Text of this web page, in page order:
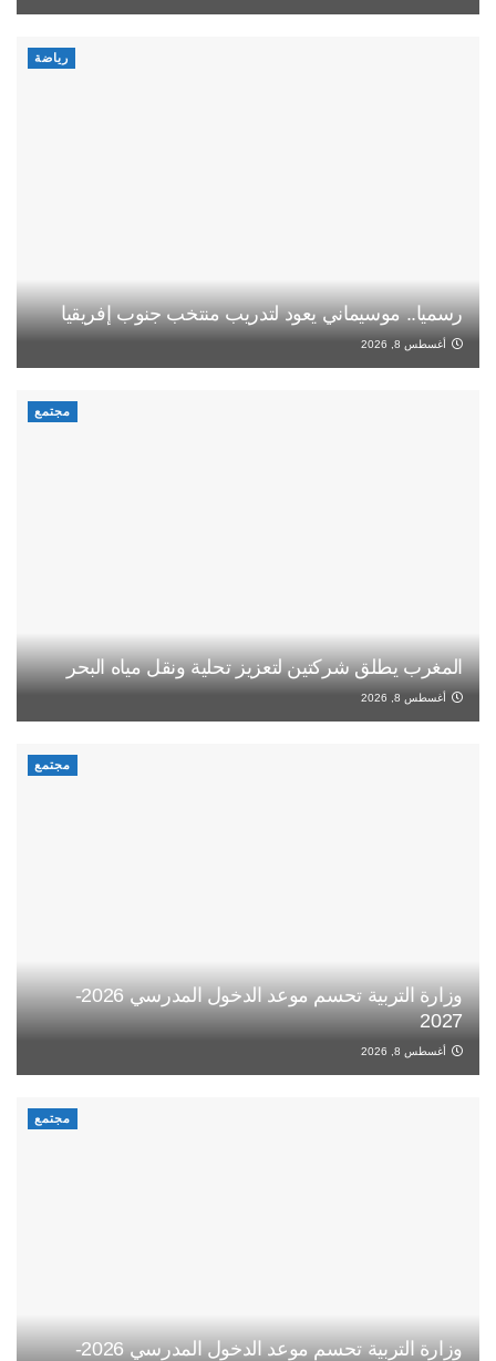
رياضة
رسميا.. موسيماني يعود لتدريب منتخب جنوب إفريقيا
أغسطس 8, 2026
مجتمع
المغرب يطلق شركتين لتعزيز تحلية ونقل مياه البحر
أغسطس 8, 2026
مجتمع
وزارة التربية تحسم موعد الدخول المدرسي 2026-
2027
أغسطس 8, 2026
مجتمع
وزارة التربية تحسم موعد الدخول المدرسي 2026-